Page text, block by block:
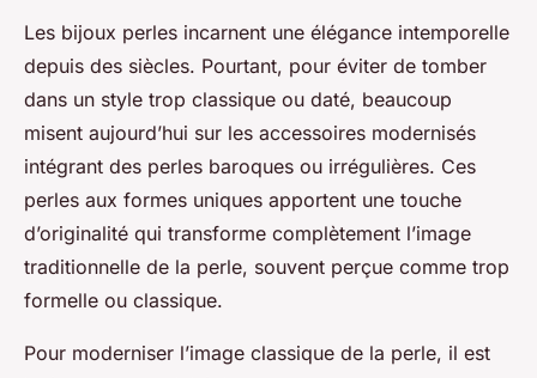
Les bijoux perles incarnent une élégance intemporelle
depuis des siècles. Pourtant, pour éviter de tomber
dans un style trop classique ou daté, beaucoup
misent aujourd’hui sur les accessoires modernisés
intégrant des perles baroques ou irrégulières. Ces
perles aux formes uniques apportent une touche
d’originalité qui transforme complètement l’image
traditionnelle de la perle, souvent perçue comme trop
formelle ou classique.
Pour moderniser l’image classique de la perle, il est